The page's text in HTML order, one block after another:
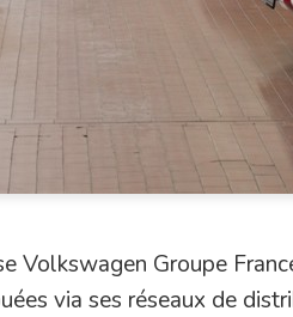
Volkswagen Groupe
via ses réseaux de